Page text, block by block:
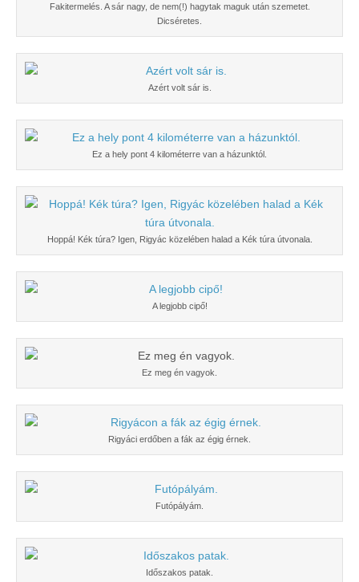
Fakitermelés. A sár nagy, de nem(!) hagytak maguk után szemetet.
Dicséretes.
Azért volt sár is.
Ez a hely pont 4 kilométerre van a házunktól.
Hoppá! Kék túra? Igen, Rigyác közelében halad a Kék túra útvonala.
A legjobb cipő!
Ez meg én vagyok.
Rigyáci erdőben a fák az égig érnek.
Futópályám.
Időszakos patak.